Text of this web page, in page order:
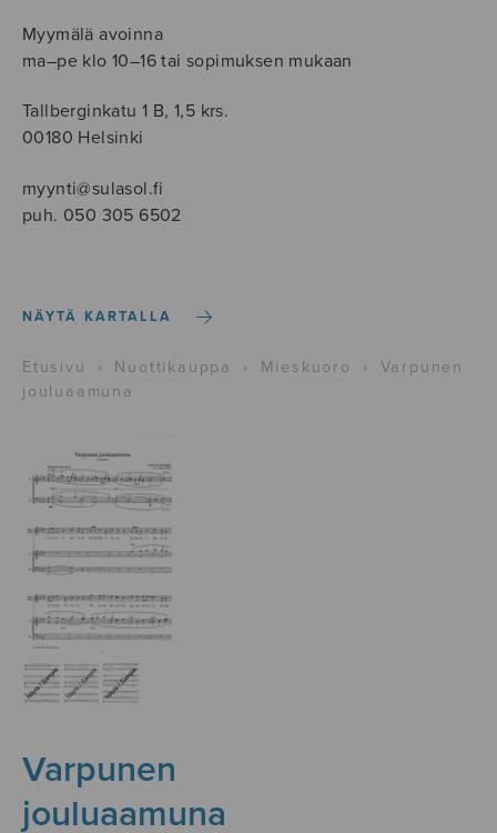
Myymälä avoinna
ma–pe klo 10–16 tai sopimuksen mukaan
Tallberginkatu 1 B, 1,5 krs.
00180 Helsinki
myynti@sulasol.fi
puh. 050 305 6502
NÄYTÄ KARTALLA
Etusivu › Nuottikauppa › Mieskuoro ›
Varpunen
jouluaamuna
Varpunen
jouluaamuna